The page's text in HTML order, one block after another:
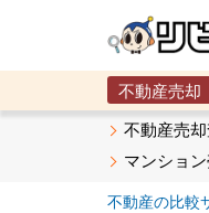
不動産売却
メタ住宅展
不動産売
マンショ
不動産の比較